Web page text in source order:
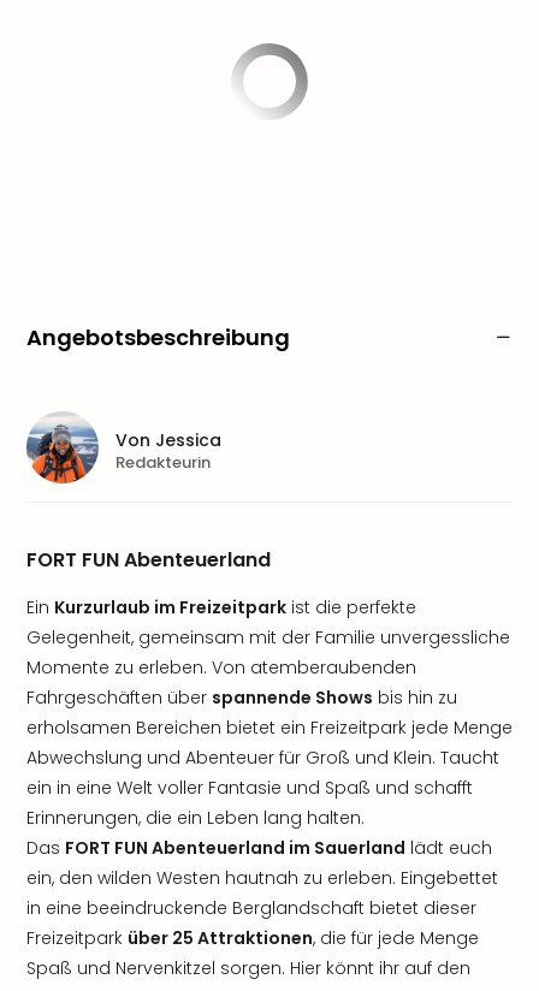
Angebotsbeschreibung
FORT FUN Abenteuerland
Ein Kurzurlaub im Freizeitpark ist die perfekte
Gelegenheit, gemeinsam mit der Familie unvergessliche
Momente zu erleben. Von atemberaubenden
Fahrgeschäften über spannende Shows bis hin zu
erholsamen Bereichen bietet ein Freizeitpark jede Menge
Abwechslung und Abenteuer für Groß und Klein. Taucht
ein in eine Welt voller Fantasie und Spaß und schafft
Erinnerungen, die ein Leben lang halten.
Das FORT FUN Abenteuerland im Sauerland lädt euch
ein, den wilden Westen hautnah zu erleben. Eingebettet
in eine beeindruckende Berglandschaft bietet dieser
Freizeitpark über 25 Attraktionen, die für jede Menge
Spaß und Nervenkitzel sorgen. Hier könnt ihr auf den
Von Jessica
Redakteurin